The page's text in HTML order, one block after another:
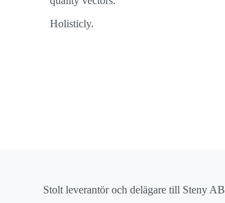
Holisticly.
Stolt leverantör och delägare till Steny AB